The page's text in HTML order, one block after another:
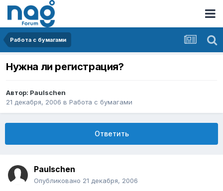
Работа с бумагами
Нужна ли регистрация?
Автор: Paulschen
21 декабря, 2006 в Работа с бумагами
Ответить
Paulschen
Опубликовано 21 декабря, 2006